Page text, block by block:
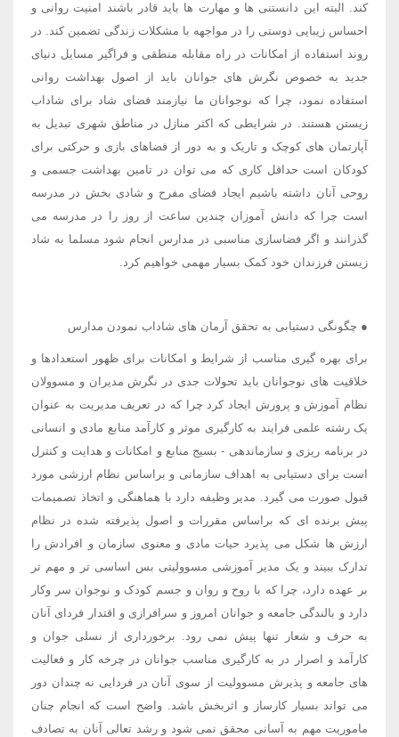
کند. البته این دانستنی ها و مهارت ها باید قادر باشند امنیت روانی و
احساس زیبایی دوستی را در مواجهه با مشکلات زندگی تضمین کند. در
روند استفاده از امکانات در راه مقابله منطقی و فراگیر مسایل دنیای
جدید به خصوص نگرش های جوانان باید از اصول بهداشت روانی
استفاده نمود، چرا که نوجوانان ما نیازمند فضای شاد برای شاداب
زیستن هستند. در شرایطی که اکثر منازل در مناطق شهری تبدیل به
آپارتمان های کوچک و تاریک و به دور از فضاهای بازی و حرکتی برای
کودکان است حداقل کاری که می توان در تامین بهداشت جسمی و
روحی آنان داشته باشیم ایجاد فضای مفرح و شادی بخش در مدرسه
است چرا که دانش آموزان چندین ساعت از روز را در مدرسه می
گذرانند و اگر فضاسازی مناسبی در مدارس انجام شود مسلما به شاد
زیستن فرزندان خود کمک بسیار مهمی خواهیم کرد.
● چگونگی دستیابی به تحقق آرمان های شاداب نمودن مدارس
برای بهره گیری مناسب از شرایط و امکانات برای ظهور استعدادها و
خلاقیت های نوجوانان باید تحولات جدی در نگرش مدیران و مسوولان
نظام آموزش و پرورش ایجاد کرد چرا که در تعریف مدیریت به عنوان
یک رشته علمی فرایند به کارگیری موثر و کارآمد منابع مادی و انسانی
در برنامه ریزی و سازماندهی - بسیج منابع و امکانات و هدایت و کنترل
است برای دستیابی به اهداف سازمانی و براساس نظام ارزشی مورد
قبول صورت می گیرد. مدیر وظیفه دارد با هماهنگی و اتخاذ تصمیمات
پیش برنده ای که براساس مقررات و اصول پذیرفته شده در نظام
ارزش ها شکل می پذیرد حیات مادی و معنوی سازمان و افرادش را
تدارک ببیند و یک مدیر آموزشی مسوولیتی بس اساسی تر و مهم تر
بر عهده دارد، چرا که با روح و روان و جسم کودک و نوجوان سر وکار
دارد و بالندگی جامعه و جوانان امروز و سرافرازی و اقتدار فردای آنان
به حرف و شعار تنها پیش نمی رود. برخورداری از نسلی جوان و
کارآمد و اصرار در به کارگیری مناسب جوانان در چرخه کار و فعالیت
های جامعه و پذیرش مسوولیت از سوی آنان در فردایی نه چندان دور
می تواند بسیار کارساز و اثربخش باشد. واضح است که انجام چنان
ماموریت مهم به آسانی محقق نمی شود و رشد تعالی آنان به تصادف